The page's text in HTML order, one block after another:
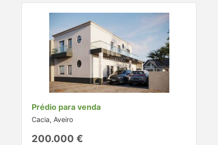
Prédio para venda
Cacia, Aveiro
200.000 €